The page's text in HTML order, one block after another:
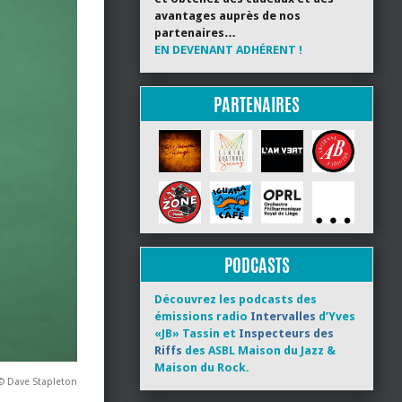
Dave Stapleton
avantages auprès de nos
partenaires…
EN DEVENANT ADHÉRENT !
PARTENAIRES
PODCASTS
Découvrez les podcasts des
émissions radio Intervalles d’Yves
«JB» Tassin et Inspecteurs des
Riffs des ASBL Maison du Jazz &
Maison du Rock.